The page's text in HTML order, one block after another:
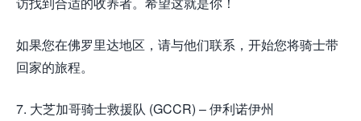
如果您在佛罗里达地区，请与他们联系，开始您将骑士带
回家的旅程。
7. 大芝加哥骑士救援队 (GCCR) – 伊利诺伊州